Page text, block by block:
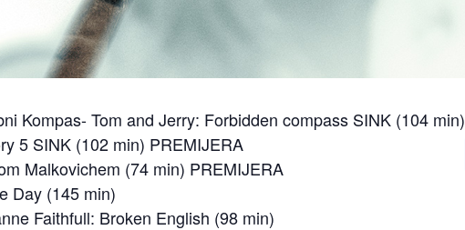
Kompas- Tom and Jerry: Forbidden compass SINK (104 min)
5 SINK (102 min) PREMIJERA
Malkovichem (74 min) PREMIJERA
Day (145 min)
Faithfull: Broken English (98 min)